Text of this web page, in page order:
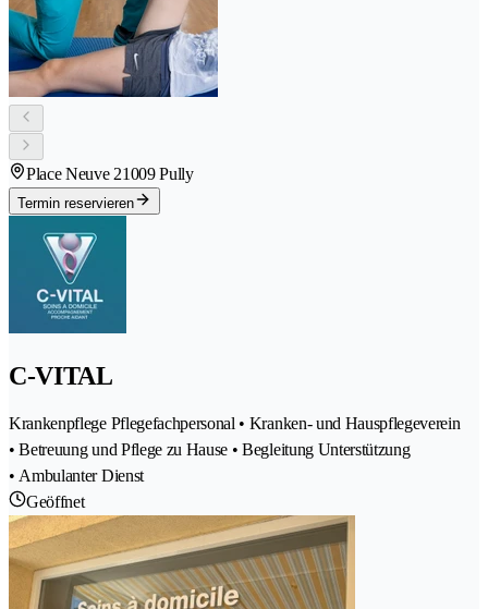
Place Neuve 21009 Pully
Termin reservieren
C-VITAL
Krankenpflege Pflegefachpersonal • Kranken- und Hauspflegeverein
• Betreuung und Pflege zu Hause • Begleitung Unterstützung
• Ambulanter Dienst
Geöffnet